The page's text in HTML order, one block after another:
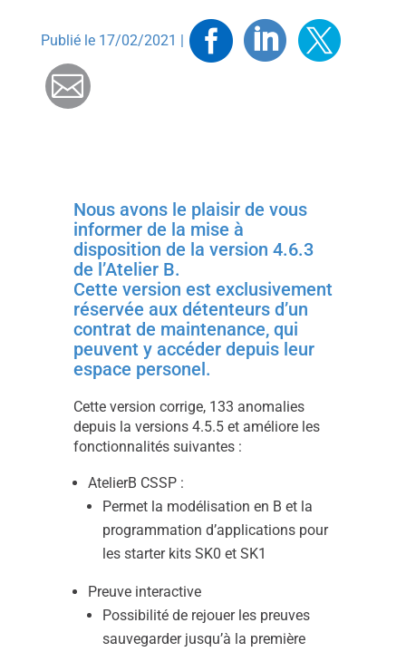
Publié le 17/02/2021 | Facebook
Linkedin
Mail
Nous avons le plaisir de vous
informer de la mise à
disposition de la version 4.6.3
de l’Atelier B.
Cette version est exclusivement
réservée aux détenteurs d’un
contrat de maintenance, qui
peuvent y accéder depuis leur
espace personel.
Cette version corrige, 133 anomalies
depuis la versions 4.5.5 et améliore les
fonctionnalités suivantes :
AtelierB CSSP :
Permet la modélisation en B et la
programmation d’applications pour
les starter kits SK0 et SK1
Preuve interactive
Possibilité de rejouer les preuves
sauvegarder jusqu’à la première